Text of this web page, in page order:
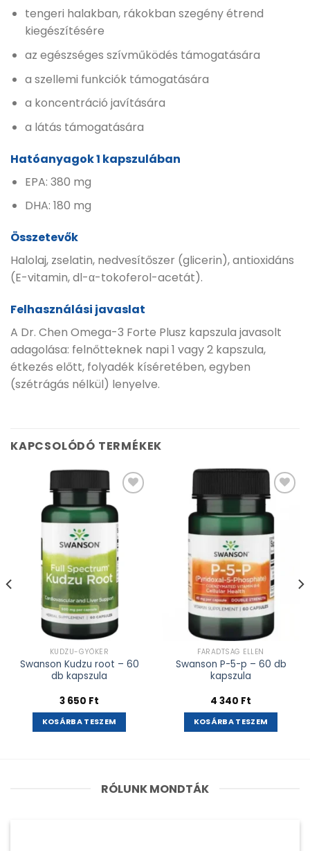
tengeri halakban, rákokban szegény étrend
kiegészítésére
az egészséges szívműködés támogatására
a szellemi funkciók támogatására
a koncentráció javítására
a látás támogatására
Hatóanyagok 1 kapszulában
EPA: 380 mg
DHA: 180 mg
Összetevők
Halolaj, zselatin, nedvesítőszer (glicerin), antioxidáns
(E-vitamin, dl-α-tokoferol-acetát).
Felhasználási javaslat
A Dr. Chen Omega-3 Forte Plusz kapszula javasolt
adagolása: felnőtteknek napi 1 vagy 2 kapszula,
étkezés előtt, folyadék kíséretében, egyben
(szétrágás nélkül) lenyelve.
KAPCSOLÓDÓ TERMÉKEK
Kívánságlistához
adás
KUDZU-GYÖKÉR
Swanson Kudzu root – 60
db kapszula
3 650 Ft
KOSÁRBA TESZEM
Kívánságlistához
adás
FÁRADTSÁG ELLEN
Swanson P-5-p – 60 db
kapszula
4 340 Ft
KOSÁRBA TESZEM
RÓLUNK MONDTÁK